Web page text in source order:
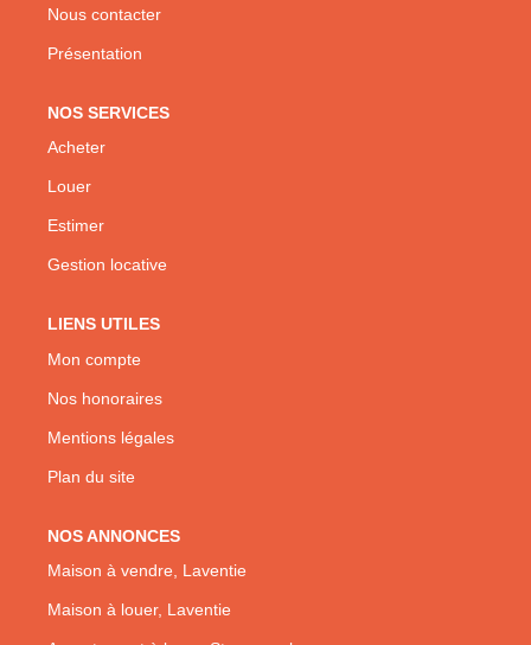
Nous contacter
Présentation
NOS SERVICES
Acheter
Louer
Estimer
Gestion locative
LIENS UTILES
Mon compte
Nos honoraires
Mentions légales
Plan du site
NOS ANNONCES
Maison à vendre, Laventie
Maison à louer, Laventie